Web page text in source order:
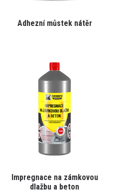
Adhezní můstek nátěr
Impregnace na zámkovou
dlažbu a beton